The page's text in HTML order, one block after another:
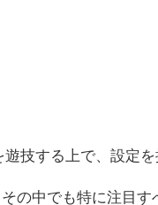
技する上で、設定
の中でも特に注目す